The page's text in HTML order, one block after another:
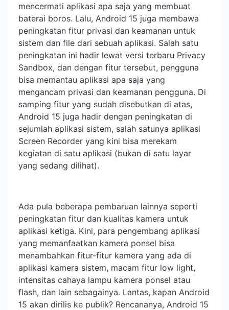
mencermati aplikasi apa saja yang membuat
baterai boros. Lalu, Android 15 juga membawa
peningkatan fitur privasi dan keamanan untuk
sistem dan file dari sebuah aplikasi. Salah satu
peningkatan ini hadir lewat versi terbaru Privacy
Sandbox, dan dengan fitur tersebut, pengguna
bisa memantau aplikasi apa saja yang
mengancam privasi dan keamanan pengguna. Di
samping fitur yang sudah disebutkan di atas,
Android 15 juga hadir dengan peningkatan di
sejumlah aplikasi sistem, salah satunya aplikasi
Screen Recorder yang kini bisa merekam
kegiatan di satu aplikasi (bukan di satu layar
yang sedang dilihat).
Ada pula beberapa pembaruan lainnya seperti
peningkatan fitur dan kualitas kamera untuk
aplikasi ketiga. Kini, para pengembang aplikasi
yang memanfaatkan kamera ponsel bisa
menambahkan fitur-fitur kamera yang ada di
aplikasi kamera sistem, macam fitur low light,
intensitas cahaya lampu kamera ponsel atau
flash, dan lain sebagainya. Lantas, kapan Android
15 akan dirilis ke publik? Rencananya, Android 15